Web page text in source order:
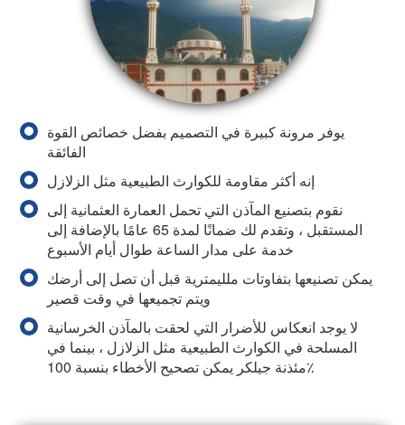
يوفر مرونة كبيرة في التصميم بفضل خصائص القوة
الفائقة
إنه أكثر مقاومة للكوارث الطبيعية مثل الزلازل
نقوم بتصنيع المآذن التي تحمل العمارة العثمانية إلى
المستقبل ، وتقدم لك ضمانًا لمدة 65 عامًا بالإضافة إلى
خدمة على مدار الساعة طوال أيام الأسبوع
يمكن تصنيعها بتفاوتات ملليمترية قبل أن تصل إلى أرضك
ويتم تجميعها في وقت قصير
لا يوجد انعكاس للأضرار التي لحقت بالمآذن الخرسانية
المسلحة في الكوارث الطبيعية مثل الزلازل ، بينما في
مئذنة جيلكر يمكن تصحيح الأخطاء بنسبة 100٪